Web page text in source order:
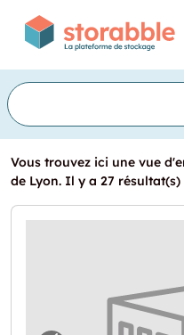
Vous trouvez ici une vue
de Lyon. Il y a 27